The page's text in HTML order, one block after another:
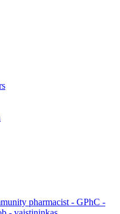
pharmacist - GPhC -